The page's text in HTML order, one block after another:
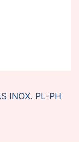
INOX. PL-PH